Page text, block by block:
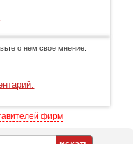
о нем свое мнение.
фирм